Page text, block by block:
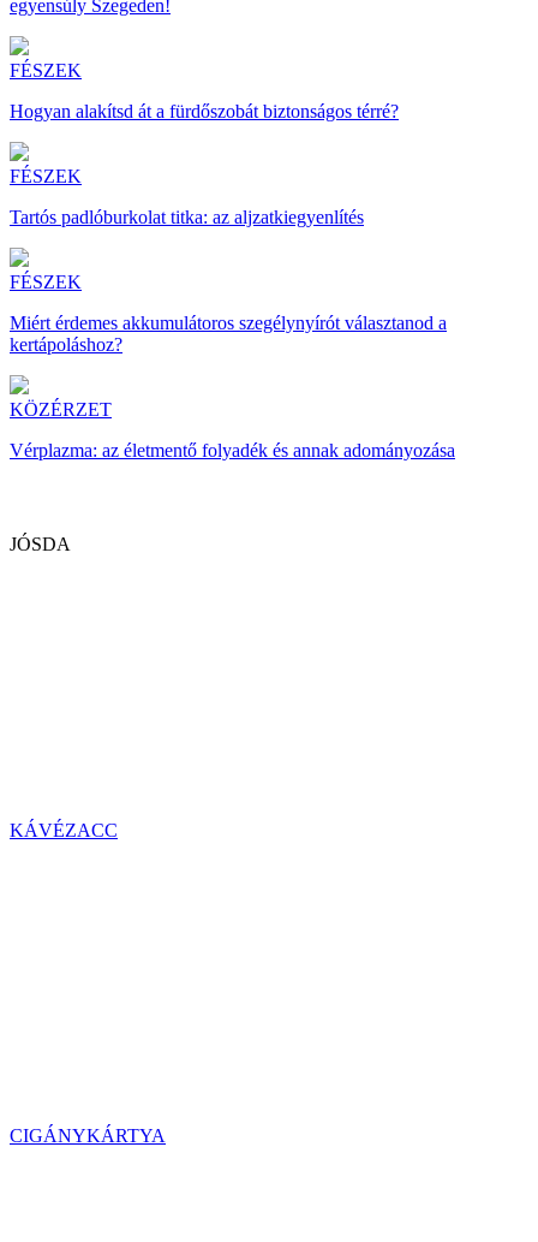
egyensúly Szegeden!
FÉSZEK
Hogyan alakítsd át a fürdőszobát biztonságos térré?
FÉSZEK
Tartós padlóburkolat titka: az aljzatkiegyenlítés
FÉSZEK
Miért érdemes akkumulátoros szegélynyírót választanod a
kertápoláshoz?
KÖZÉRZET
Vérplazma: az életmentő folyadék és annak adományozása
JÓSDA
KÁVÉZACC
CIGÁNYKÁRTYA